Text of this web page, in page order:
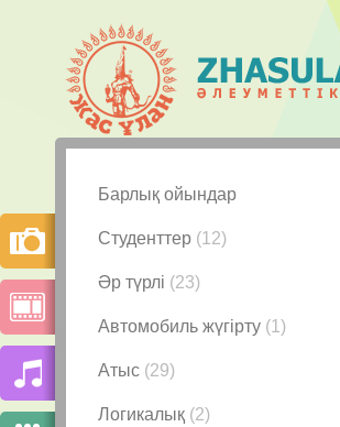
Барлық ойындар
Студенттер (12)
Әр түрлі (23)
Автомобиль жүгірту (1)
Атыс (29)
Логикалық (2)